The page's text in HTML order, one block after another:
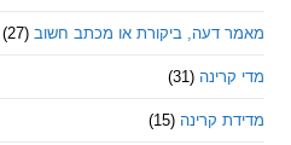
ביקורת או מכתב חשוב (27)
(31)
קרינה (15)